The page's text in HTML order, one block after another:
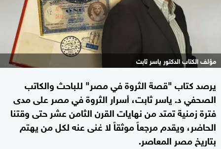
مؤلف الكتاب الدكتور ياسر ثابت
يرصد كتاب "قصة الثروة في مصر" للباحث والكاتب
الصحفي د. ياسر ثابت، أسرار الثروة في مصر على مدى
فترة زمنية تمتد من نهايات القرن الثامن عشر حتى وقتنا
الحاضر، ويقدم مرجعاً موثقاً لا غنى عنه لكل من يهتم
بتاريخ مصر المعاصر.